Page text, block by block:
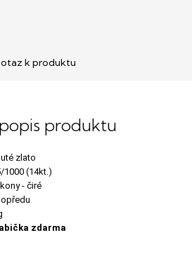
k produktu
produktu
zlato
1000 (14kt.)
- čiré
zdarma